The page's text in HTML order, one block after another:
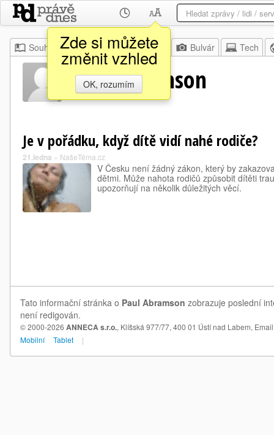
Zde si můžete
změnit vzhled
OK, rozumím
Souhrn Moje Z domova Bulvár Tech
Paul Abramson
Je v pořádku, když dítě vidí nahé rodiče?
21.ledna » NašeTéma.cz
V Česku není žádný zákon, který by
dětmi. Může nahota rodičů způsobit dítěti
upozorňují na několik důležitých věcí.
Tato informační stránka o Paul Abramson zobrazuje poslední
není redigován.
© 2000-2026 ANNECA s.r.o., Klíšská 977/77, 400 01 Ústí nad Labem,
Mobilní
Tablet |